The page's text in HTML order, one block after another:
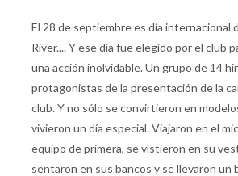
El 28 de septiembre es día internacional
River.... Y ese día fue elegido por el club
una acción inolvidable. Un grupo de 14
protagonistas de la presentación de la
club. Y no sólo se convirtieron en
vivieron un día especial. Viajaron en el
equipo de primera, se vistieron en su
sentaron en sus bancos y se llevaron un